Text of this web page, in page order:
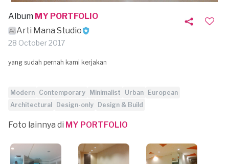
Album MY PORTFOLIO
Arti Mana Studio
28 October 2017
yang sudah pernah kami kerjakan
Modern Contemporary Minimalist Urban
European
Architectural
Design-only Design & Build
Foto lainnya di MY PORTFOLIO